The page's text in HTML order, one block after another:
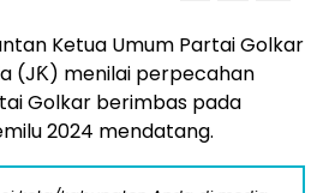
Ketua Umum Partai Golkar
(JƘ) menilai perpecahan
Golkar berimbas pada
2024 mendatang.